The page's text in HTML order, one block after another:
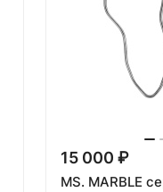
15 000 ₽
MS. MARBLE